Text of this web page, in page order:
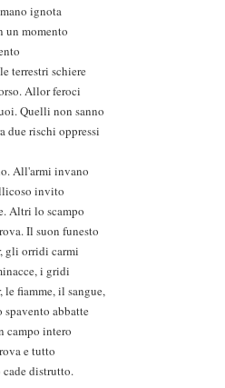
ignota
un momento
terrestri schiere
Allor feroci
Quelli non sanno
due rischi oppressi
All'armi invano
invito
Altri lo scampo
Il suon funesto
gli orridi carmi
i gridi
le fiamme, il sangue,
abbatte
campo intero
e tutto
distrutto.